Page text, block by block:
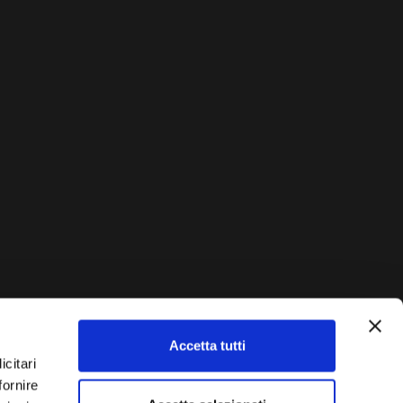
Accetta tutti